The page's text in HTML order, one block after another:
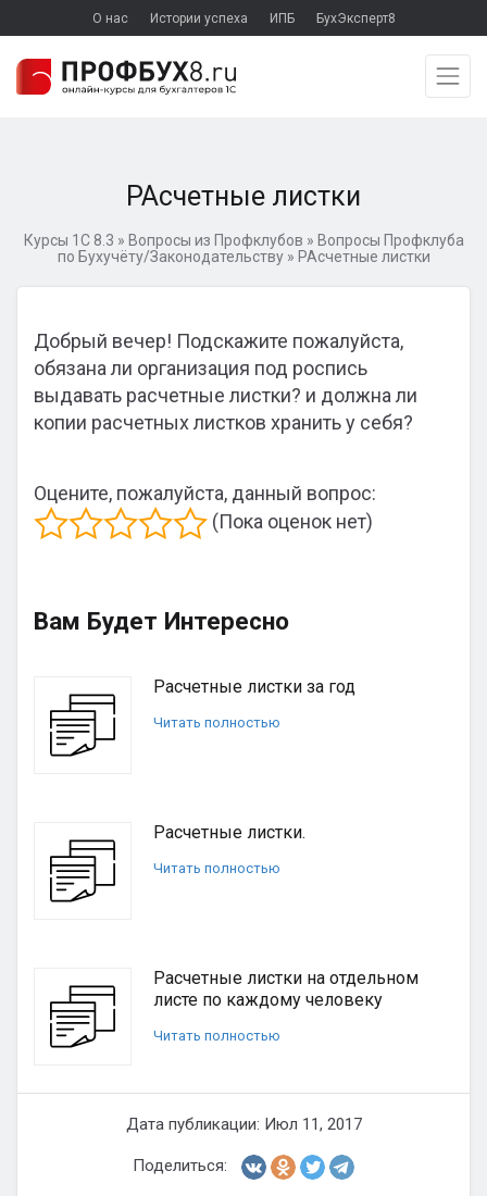
О нас Истории успеха ИПБ БухЭксперт8
РАсчетные листки
Курсы 1С 8.3 » Вопросы из Профклубов » Вопросы Профклуба
по Бухучёту/Законодательству» РАсчетные листки
Добрый вечер! Подскажите пожалуйста,
обязана ли организация под роспись
выдавать расчетные листки? и должна ли
копии расчетных листков хранить у себя?
Оцените, пожалуйста, данный вопрос:
(Пока оценок нет)
Вам Будет Интересно
Расчетные листки за год
Читать полностью
Расчетные листки.
Читать полностью
Расчетные листки на отдельном
листе по каждому человеку
Читать полностью
Дата публикации: Июл 11, 2017
Поделиться: